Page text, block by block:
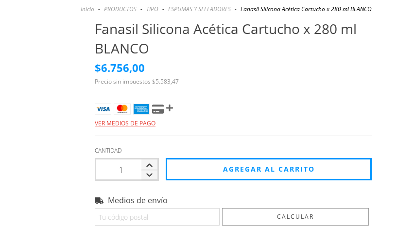
Inicio - PRODUCTOS - TIPO - ESPUMAS Y SELLADORES - Fanasil Silicona Acética Cartucho x 280 ml BLANCO
Fanasil Silicona Acética Cartucho x 280 ml
BLANCO
$6.756,00
Precio sin impuestos $5.583,47
VER MEDIOS DE PAGO
CANTIDAD
Entregas para el CP:
Medios de envío
CALCULAR